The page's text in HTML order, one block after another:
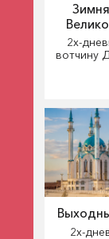
2х-
вотчину
2х-